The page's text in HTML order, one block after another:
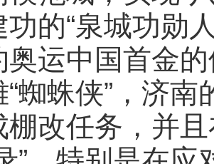
的“泉城功勋
奥运中国首金
蜘蛛侠”，济
棚改任务，并